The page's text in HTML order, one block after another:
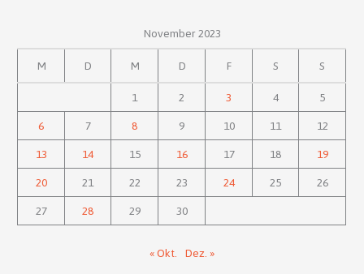
November 2023
M D M D F S S
1 2 3 4 5
6 7 8 9 10 11 12
13 14 15 16 17 18 19
20 21 22 23 24 25 26
27 28 29 30
« Okt. Dez. »